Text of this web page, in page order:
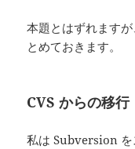
本題とはずれます
とめておきます。
CVS からの移行
私は Subversion を